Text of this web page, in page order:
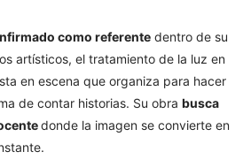
como referente dentro de su
artísticos, el tratamiento de la luz en
en escena que organiza para hacer
de contar historias. Su obra busca
donde la imagen se convierte en